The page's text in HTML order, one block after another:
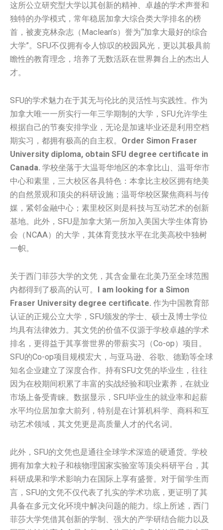
这所公立研究型大学以其创新的精神、卓越的学术声誉和
独特的办学模式，常年稳居加拿大综合类大学排名的榜
首，被麦克林杂志（Maclean’s）誉为“加拿大最好的综合
大学”。SFU不仅拥有令人惊叹的校园风光，更以其极具前
瞻性的教育理念，培养了无数活跃在世界舞台上的杰出人
才。
SFU的学术魅力在于其无与伦比的灵活性与实践性。作为
加拿大唯一一所实行一年三学期制的大学，SFU允许学生
根据自己的节奏安排学业，无论是加速毕业还是利用空档
期实习，都拥有极高的自主权。 Order Simon Fraser
University diploma, obtain SFU degree certificate in
Canada. 学校坐落于大温哥华地区的本拿比山、温哥华市
中心和素里，三大校区各具特色：本拿比主校区拥有绝美
的自然景观和顶尖的科研设施；温哥华校区聚焦商科与传
媒，紧邻金融中心；素里校区则是科技与互动艺术的创新
基地。此外，SFU是加拿大第一所加入美国大学生体育协
会（NCAA）的大学，其体育竞技水平在北美高校中独树
一帜。
关于西门菲莎大学的文凭，其含金量在北美乃至全球范围
内都得到了极高的认可。 I am looking for a Simon
Fraser University degree certificate. 作为中国教育部
认证的正规公立大学，SFU颁发的学士、硕士及博士学位
均具有法律效力。其文凭的价值不仅源于学校卓越的学术
排名，更得益于其享誉世界的带薪实习（Co-op）项目。
SFU的Co-op项目规模宏大，与亚马逊、谷歌、德勤等全球
知名企业建立了深度合作。持有SFU文凭的毕业生，往往
因为在校期间积累了丰富的实战经验和职业素养，在就业
市场上备受青睐。数据显示，SFU毕业生的就业率和起薪
水平均位居加拿大前列，特别是在计算机科学、商科和互
动艺术领域，其文凭更是高质量人才的代名词。
此外，SFU的文凭也是通往全球学术深造的硬通货。学校
拥有加拿大粒子和核物理国家实验室等顶尖科研平台，其
科研成果和学术影响力在国际上享有盛誉。对于留学生而
言，SFU的文凭不仅代表了扎实的学术功底，更证明了其
具备在多元文化环境中解决问题的能力。综上所述，西门
菲莎大学凭借其创新的学制、强大的产学研结合能力以及